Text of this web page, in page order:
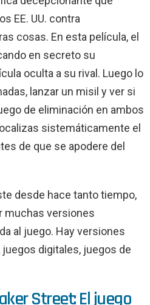
EE. UU. contra
cosas. En esta película, el
en secreto su
oculta a su rival. Luego lo
lanzar un misil y ver si
de eliminación en ambos
sistemáticamente el
de que se apodere del
desde hace tanto tiempo,
muchas versiones
al juego. Hay versiones
digitales, juegos de
Street: El juego